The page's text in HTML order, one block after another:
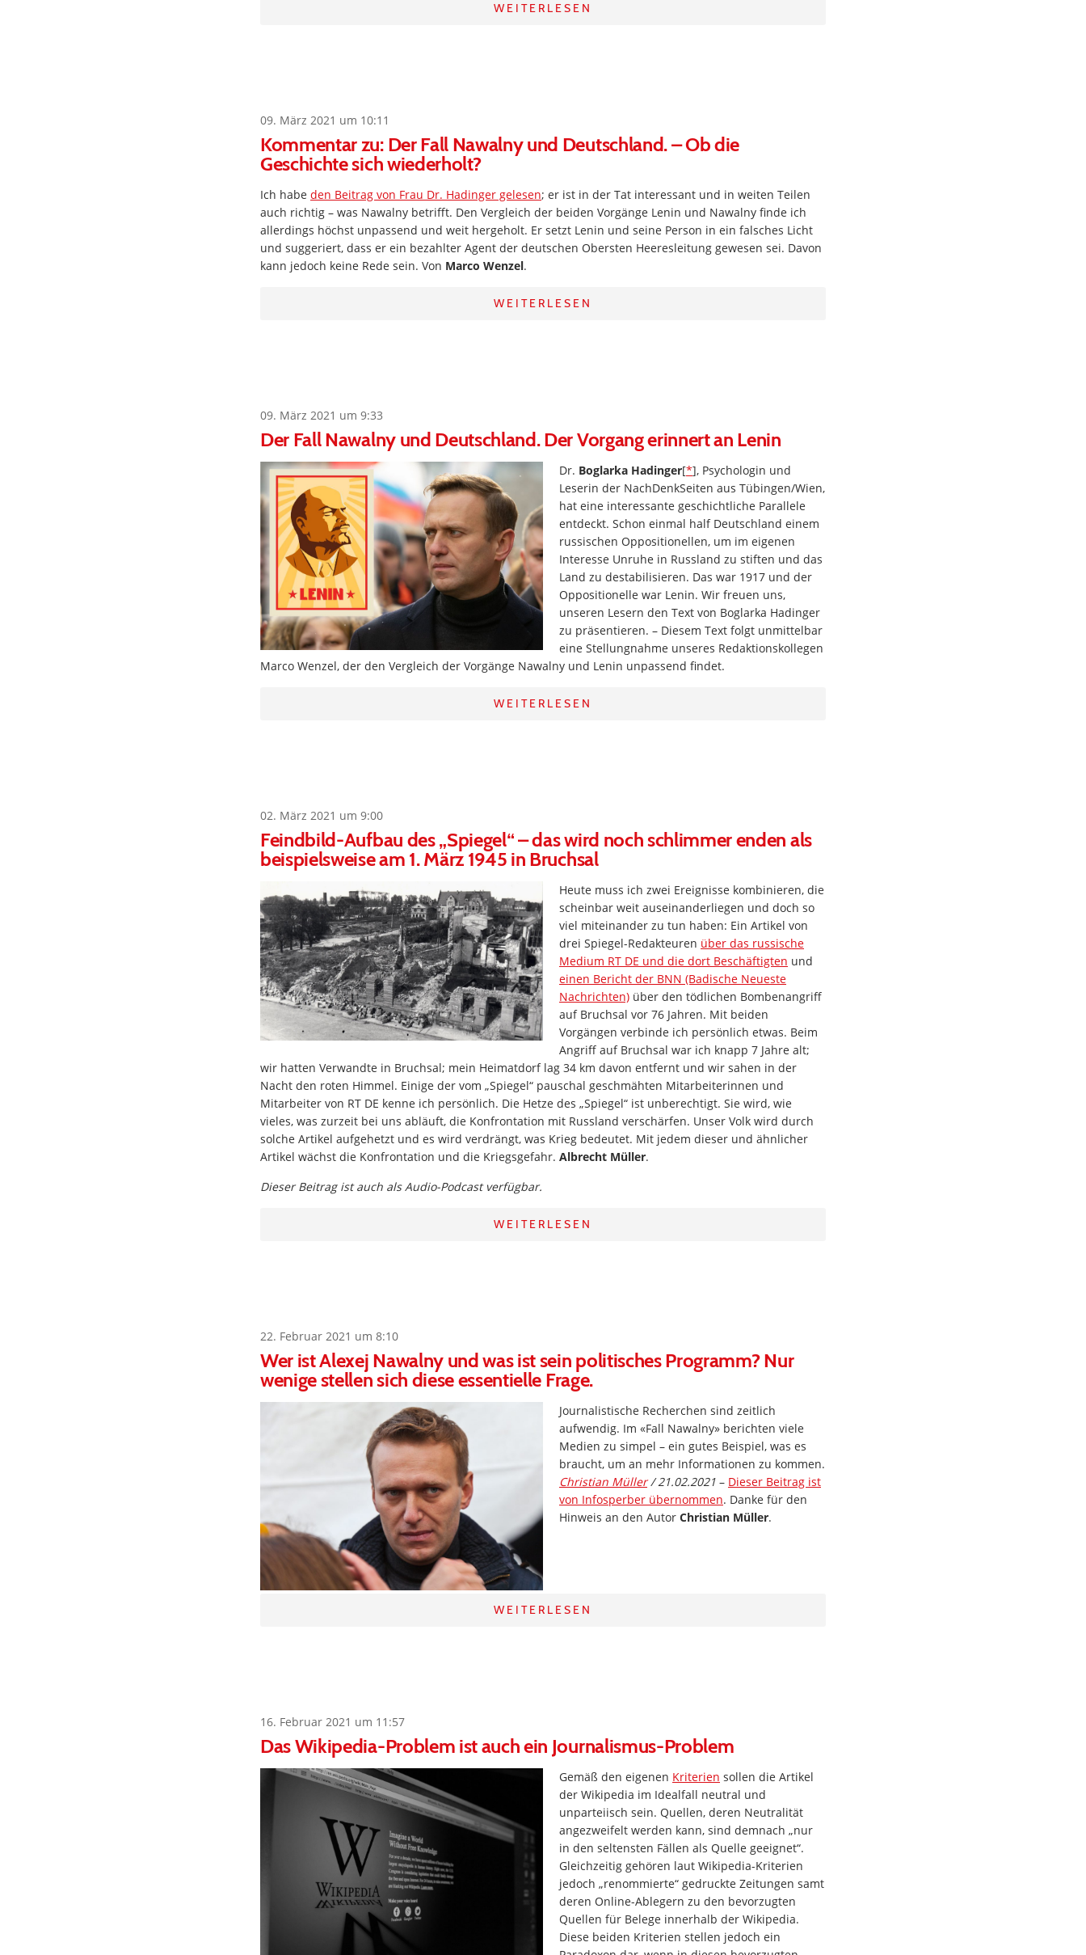
WEITERLESEN
09. März 2021 um 10:11
Kommentar zu: Der Fall Nawalny und Deutschland. – Ob die
Geschichte sich wiederholt?
Ich habe den Beitrag von Frau Dr. Hadinger gelesen; er ist in der Tat interessant und in weiten Teilen
auch richtig – was Nawalny betrifft. Den Vergleich der beiden Vorgänge Lenin und Nawalny finde ich
allerdings höchst unpassend und weit hergeholt. Er setzt Lenin und seine Person in ein falsches Licht
und suggeriert, dass er ein bezahlter Agent der deutschen Obersten Heeresleitung gewesen sei. Davon
kann jedoch keine Rede sein. Von Marco Wenzel.
WEITERLESEN
09. März 2021 um 9:33
Der Fall Nawalny und Deutschland. Der Vorgang erinnert an Lenin
Dr. Boglarka Hadinger[*], Psychologin und
Leserin der NachDenkSeiten aus Tübingen/Wien,
hat eine interessante geschichtliche Parallele
entdeckt. Schon einmal half Deutschland einem
russischen Oppositionellen, um im eigenen
Interesse Unruhe in Russland zu stiften und das
Land zu destabilisieren. Das war 1917 und der
Oppositionelle war Lenin. Wir freuen uns,
unseren Lesern den Text von Boglarka Hadinger
zu präsentieren. – Diesem Text folgt unmittelbar
eine Stellungnahme unseres Redaktionskollegen
Marco Wenzel, der den Vergleich der Vorgänge Nawalny und Lenin unpassend findet.
WEITERLESEN
02. März 2021 um 9:00
Feindbild-Aufbau des „Spiegel“ – das wird noch schlimmer enden als
beispielsweise am 1. März 1945 in Bruchsal
Heute muss ich zwei Ereignisse kombinieren, die
scheinbar weit auseinanderliegen und doch so
viel miteinander zu tun haben: Ein Artikel von
drei Spiegel-Redakteuren über das russische
Medium RT DE und die dort Beschäftigten und
einen Bericht der BNN (Badische Neueste
Nachrichten) über den tödlichen Bombenangriff
auf Bruchsal vor 76 Jahren. Mit beiden
Vorgängen verbinde ich persönlich etwas. Beim
Angriff auf Bruchsal war ich knapp 7 Jahre alt;
wir hatten Verwandte in Bruchsal; mein Heimatdorf lag 34 km davon entfernt und wir sahen in der
Nacht den roten Himmel. Einige der vom „Spiegel“ pauschal geschmähten Mitarbeiterinnen und
Mitarbeiter von RT DE kenne ich persönlich. Die Hetze des „Spiegel“ ist unberechtigt. Sie wird, wie
vieles, was zurzeit bei uns abläuft, die Konfrontation mit Russland verschärfen. Unser Volk wird durch
solche Artikel aufgehetzt und es wird verdrängt, was Krieg bedeutet. Mit jedem dieser und ähnlicher
Artikel wächst die Konfrontation und die Kriegsgefahr. Albrecht Müller.
Dieser Beitrag ist auch als Audio-Podcast verfügbar.
WEITERLESEN
22. Februar 2021 um 8:10
Wer ist Alexej Nawalny und was ist sein politisches Programm? Nur
wenige stellen sich diese essentielle Frage.
Journalistische Recherchen sind zeitlich
aufwendig. Im «Fall Nawalny» berichten viele
Medien zu simpel – ein gutes Beispiel, was es
braucht, um an mehr Informationen zu kommen.
Christian Müller/ 21.02.2021 – Dieser Beitrag ist
von Infosperber übernommen. Danke für den
Hinweis an den Autor Christian Müller.
WEITERLESEN
16. Februar 2021 um 11:57
Das Wikipedia-Problem ist auch ein Journalismus-Problem
Gemäß den eigenen Kriterien sollen die Artikel
der Wikipedia im Idealfall neutral und
unparteiisch sein. Quellen, deren Neutralität
angezweifelt werden kann, sind demnach „nur
in den seltensten Fällen als Quelle geeignet“.
Gleichzeitig gehören laut Wikipedia-Kriterien
jedoch „renommierte“ gedruckte Zeitungen samt
deren Online-Ablegern zu den bevorzugten
Quellen für Belege innerhalb der Wikipedia.
Diese beiden Kriterien stellen jedoch ein